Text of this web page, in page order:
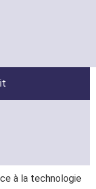
à la technologie